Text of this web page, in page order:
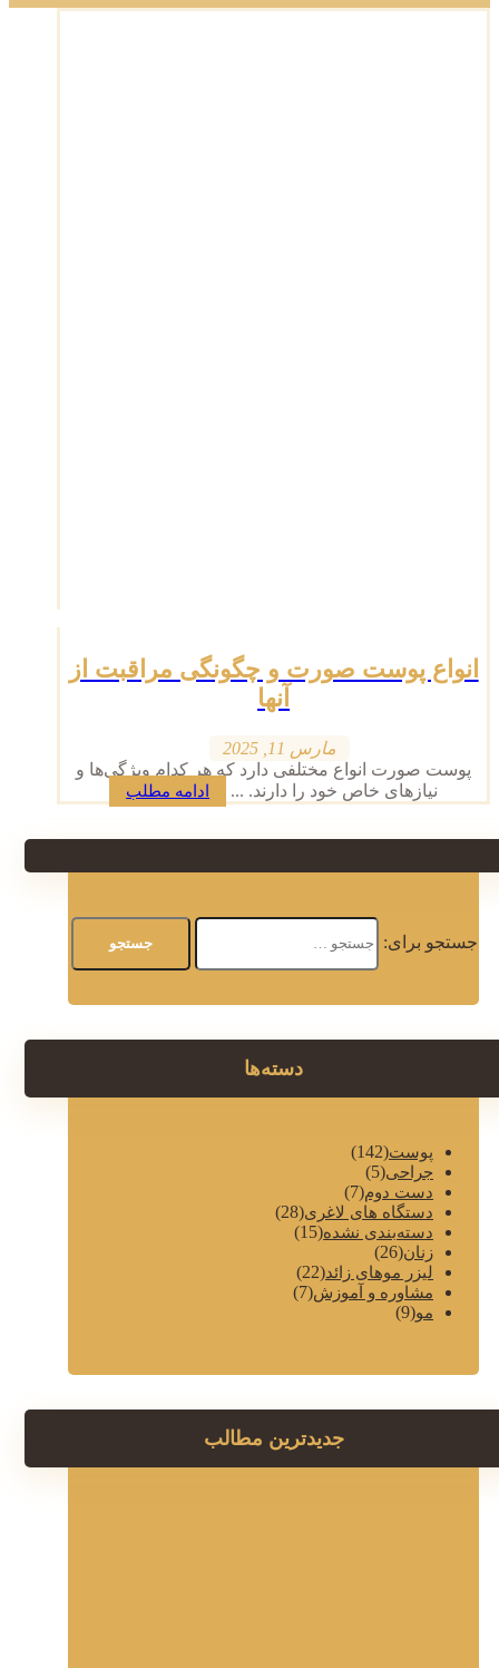
انواع پوست صورت و چگونگی مراقبت از
آنها
مارس 11, 2025
پوست صورت انواع مختلفی دارد که هر کدام ویژگی‌ها و
نیازهای خاص خود را دارند. ...
ادامه مطلب
جستجو برای:
دسته‌ها
پوست(142)
جراحی(5)
دست دوم(7)
دستگاه های لاغری(28)
دسته‌بندی نشده(15)
زنان(26)
لیزر موهای زائد(22)
مشاوره و آموزش(7)
مو(9)
جدیدترین مطالب